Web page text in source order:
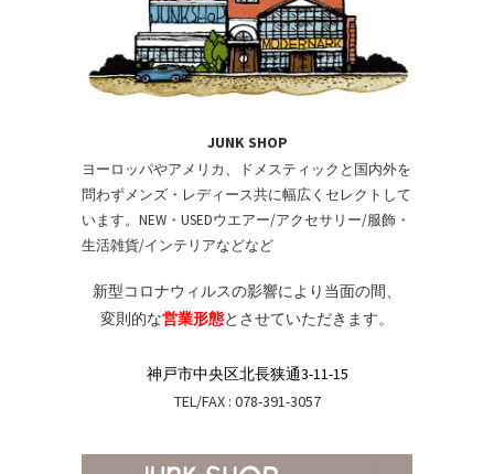
JUNK SHOP
ヨーロッパやアメリカ、ドメスティックと国内外を
問わずメンズ・レディース共に幅広くセレクトして
います。NEW・USEDウエアー/アクセサリー/服飾・
生活雑貨/インテリアなどなど
新型コロナウィルスの影響により当面の間、
変則的な営業形態とさせていただきます。
神戸市中央区北長狭通3-11-15
TEL/FAX : 078-391-3057